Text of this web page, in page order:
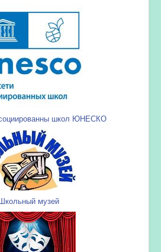
школ ЮНЕСКО
музей